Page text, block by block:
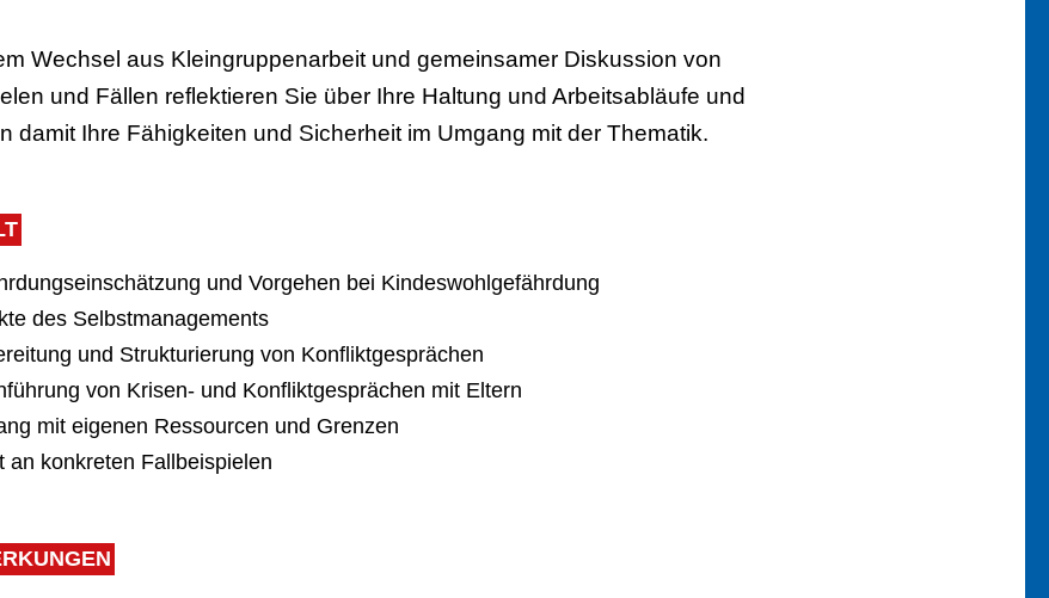
Wechsel aus Kleingruppenarbeit und gemeinsamer Diskussion von
und Fällen reflektieren Sie über Ihre Haltung und Arbeitsabläufe und
damit Ihre Fähigkeiten und Sicherheit im Umgang mit der Thematik.
und Vorgehen bei Kindeswohlgefährdung
des Selbstmanagements
und Strukturierung von Konfliktgesprächen
von Krisen- und Konfliktgesprächen mit Eltern
mit eigenen Ressourcen und Grenzen
an konkreten Fallbeispielen